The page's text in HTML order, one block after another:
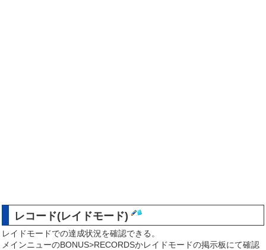
レコード(レイドモード)
レイドモードでの達成状況を確認できる。
メインニューのBONUS>RECORDSかレイドモードの掲示板にて確認